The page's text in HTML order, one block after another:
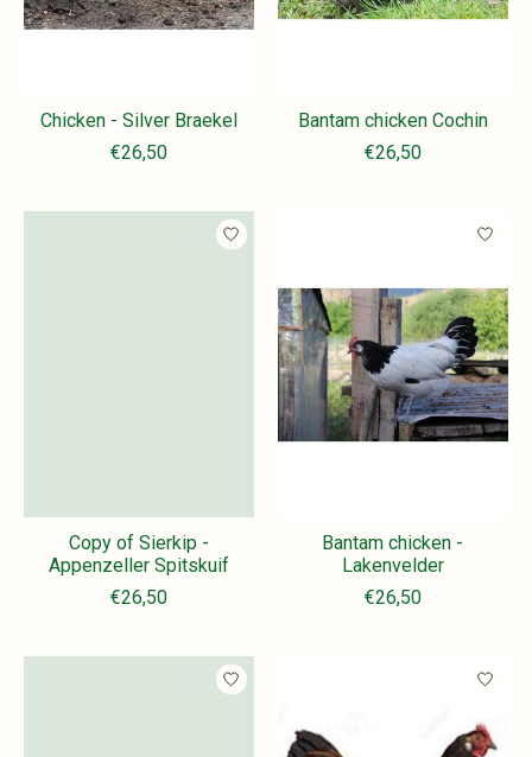
Chicken - Silver Braekel
€26,50
Bantam chicken Cochin
€26,50
Copy of Sierkip -
Appenzeller Spitskuif
€26,50
Bantam chicken -
Lakenvelder
€26,50